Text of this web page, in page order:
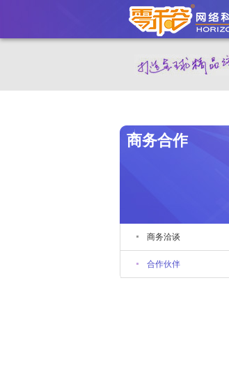
商务合作
商务洽谈
合作伙伴